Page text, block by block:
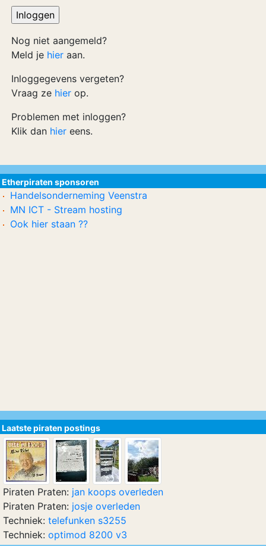
Nog niet aangemeld?
Meld je hier aan.
Inloggegevens vergeten?
Vraag ze hier op.
Problemen met inloggen?
Klik dan hier eens.
Etherpiraten sponsoren
Handelsonderneming Veenstra
MN ICT - Stream hosting
Ook hier staan ??
Laatste piraten postings
Piraten Praten: jan koops overleden
Piraten Praten: josje overleden
Techniek: telefunken s3255
Techniek: optimod 8200 v3